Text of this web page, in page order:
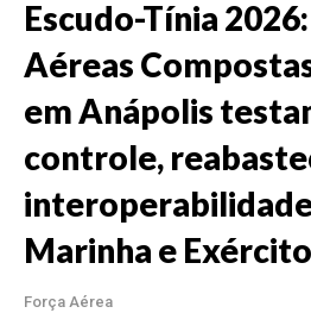
Escudo-Tínia
Aéreas
em Anápolis
controle,
Marinha e Exército
Força Aérea